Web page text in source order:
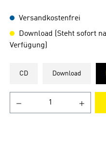
Versandkostenfrei
Download (Steht sofort
Verfügung)
CD Download